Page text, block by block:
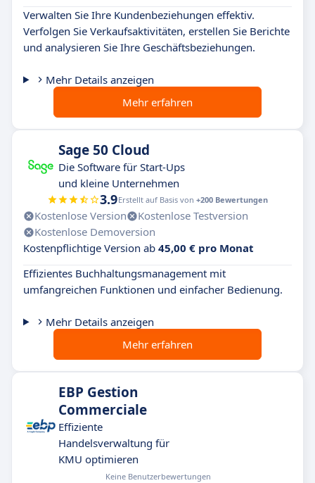
Verwalten Sie Ihre Kundenbeziehungen effektiv.
Verfolgen Sie Verkaufsaktivitäten, erstellen Sie Berichte
und analysieren Sie Ihre Geschäftsbeziehungen.
Mehr Details anzeigen
Mehr erfahren
Sage 50 Cloud
Die Software für Start-Ups
und kleine Unternehmen
3.9Erstellt auf Basis von +200 Bewertungen
Kostenlose Version
Kostenlose Testversion
Kostenlose Demoversion
Kostenpflichtige Version ab 45,00 € pro Monat
Effizientes Buchhaltungsmanagement mit
umfangreichen Funktionen und einfacher Bedienung.
Mehr Details anzeigen
Mehr erfahren
EBP Gestion
Commerciale
Effiziente
Handelsverwaltung für
KMU optimieren
Keine Benutzerbewertungen